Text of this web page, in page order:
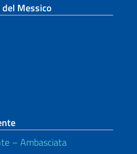
del Messico
– Ambasciata